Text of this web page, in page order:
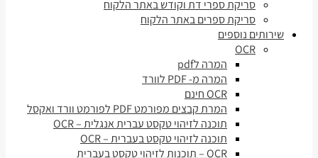
סריקת ספרי דת וקודש באתר הלקוח
סריקת ספרים באתר הלקוח
שירותים נוספים
OCR
המרה לpdf
המרה מ- PDF לוורד
OCR חינם
המרת קבצים מפורמט PDF לפורמט וורד ואקסל
תוכנה לזיהוי טקסט עברית אנגלית – OCR
תוכנה לזיהוי טקסט בעברית – OCR
OCR – תוכנות לזיהוי טקסט בעברית